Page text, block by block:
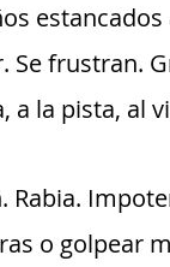
Se frustran.
a la pista, al
Rabia.
o golpear